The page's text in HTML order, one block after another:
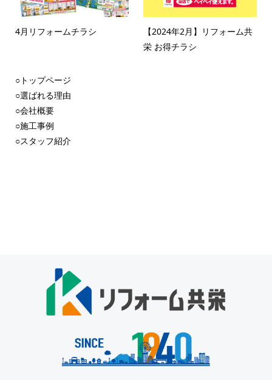
4月リフォームチラシ
【2024年2月】リフォーム共
栄 お得チラシ
○トップページ
○選ばれる理由
○会社概要
○施工事例
○スタッフ紹介